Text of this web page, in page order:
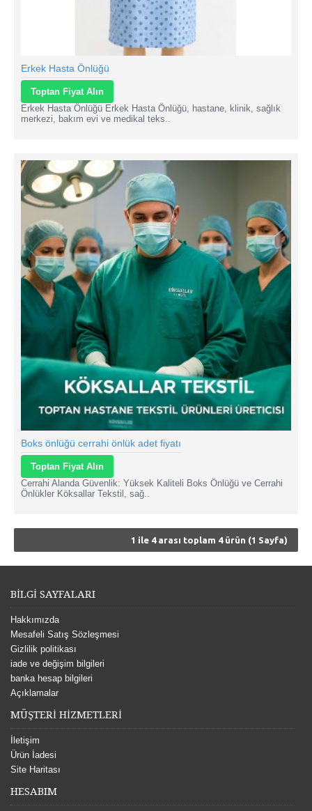
Erkek Hasta Önlüğü
Toptan Fiyat Alın
Erkek Hasta Önlüğü Erkek Hasta Önlüğü, hastane, klinik, sağlık
merkezi, bakım evi ve medikal teks..
Boks önlüğü cerrahi önlük adet fiyatı
Toptan Fiyat Alın
Cerrahi Alanda Güvenlik: Yüksek Kaliteli Boks Önlüğü ve Cerrahi
Önlükler Köksallar Tekstil, sağ..
1 ile 4 arası toplam 4 ürün (1 Sayfa)
BİLGİ SAYFALARI
Hakkımızda
Mesafeli Satış Sözleşmesi
Gizlilik politikası
iade ve değişim bilgileri
banka hesap bilgileri
Açıklamalar
MÜŞTERİ HİZMETLERİ
İletişim
Ürün İadesi
Site Haritası
HESABIM